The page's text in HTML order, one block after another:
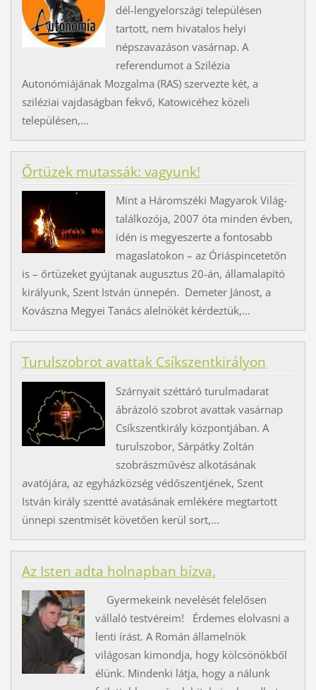
dél-lengyelországi településen
tartott, nem hivatalos helyi
népszavazáson vasárnap. A
referendumot a Szilézia
Autonómiájának Mozgalma (RAS) szervezte két, a
sziléziai vajdaságban fekvő, Katowicéhez közeli
településen,...
Őrtüzek mutassák: vagyunk!
Mint a Háromszéki Magyarok Világ­
találkozója, 2007 óta minden évben,
idén is megyeszerte a fontosabb
magaslatokon – az Óriáspincetetőn
is – őrtüzeket gyújtanak augusztus 20-án, államalapító
királyunk, Szent István ünnepén. Demeter Jánost, a
Kovászna Megyei Tanács alelnökét kérdeztük,...
Turulszobrot avattak Csíkszentkirályon
Szárnyait széttáró turulmadarat
ábrázoló szobrot avattak vasárnap
Csíkszentkirály központjában. A
turulszobor, Sárpátky Zoltán
szobrászművész alkotásának
avatójára, az egyházközség védőszentjének, Szent
István király szentté avatásának emlékére megtartott
ünnepi szentmisét követően kerül sort,...
Az Isten adta holnapban bízva,
Gyermekeink nevelését felelősen
vállaló testvéreim! Érdemes elolvasni a
lenti írást. A Román államelnök
világosan kimondja, hogy kölcsönökből
élünk. Mindenki látja, hogy a nálunk